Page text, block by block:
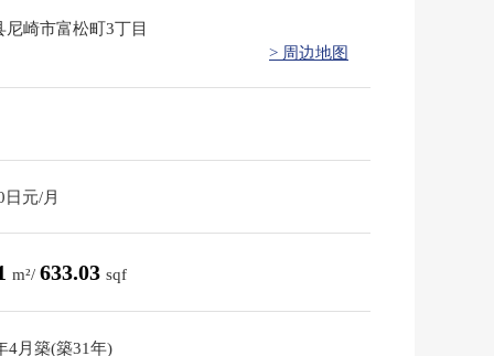
尼崎市富松町3丁目
> 周边地图
日元/月
m²/ 633.03 sqf
4月築(築31年)